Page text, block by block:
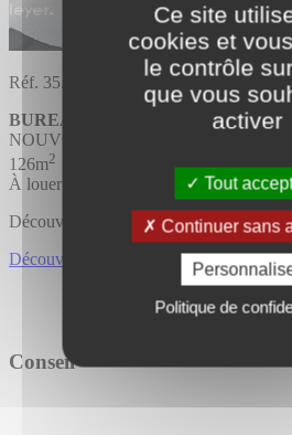
Ce site
cookies et
le contrôle
que vous
activer
Tout
Continuer sans
Politique de
Réf. 35.3351
BUREAUX
NOUVOITOU
126m2
À louer
Découvrir l'offre
Découvrir BUREAUX
Conseil